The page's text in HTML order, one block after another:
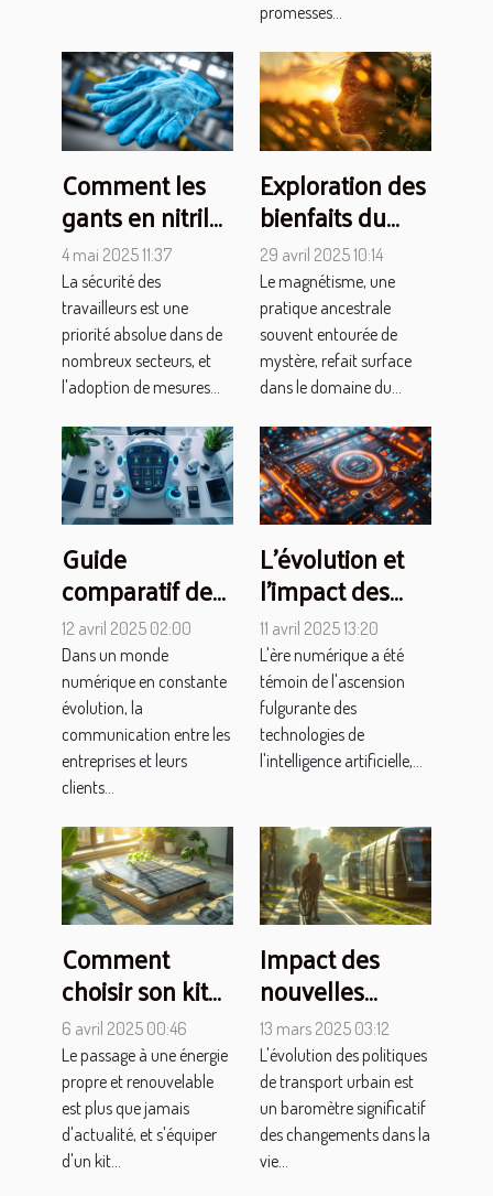
promesses...
Comment les
gants en nitrile
améliorent la
sécurité dans
divers secteurs
4 mai 2025 11:37
La sécurité des
travailleurs est une
priorité absolue dans de
nombreux secteurs, et
l'adoption de mesures...
Exploration des
bienfaits du
magnétisme
sur le bien-être
mental
29 avril 2025 10:14
Le magnétisme, une
pratique ancestrale
souvent entourée de
mystère, refait surface
dans le domaine du...
Guide
comparatif des
plateformes de
création de
chatbots pour
les entreprises
12 avril 2025 02:00
Dans un monde
numérique en constante
évolution, la
communication entre les
entreprises et leurs
clients...
L'évolution et
l'impact des
assistants
virtuels basés
sur l'IA en
communication
11 avril 2025 13:20
L'ère numérique a été
témoin de l'ascension
fulgurante des
technologies de
l'intelligence artificielle,...
Comment
choisir son kit
solaire pour
une autonomie
énergétique
optimale
6 avril 2025 00:46
Le passage à une énergie
propre et renouvelable
est plus que jamais
d'actualité, et s'équiper
d'un kit...
Impact des
nouvelles
politiques de
transport sur la
vie quotidienne
à Nantes
13 mars 2025 03:12
L'évolution des politiques
de transport urbain est
un baromètre significatif
des changements dans la
vie...